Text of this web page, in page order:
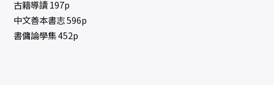
古籍導讀 197p
中文善本書志 596p
書傭論學集 452p